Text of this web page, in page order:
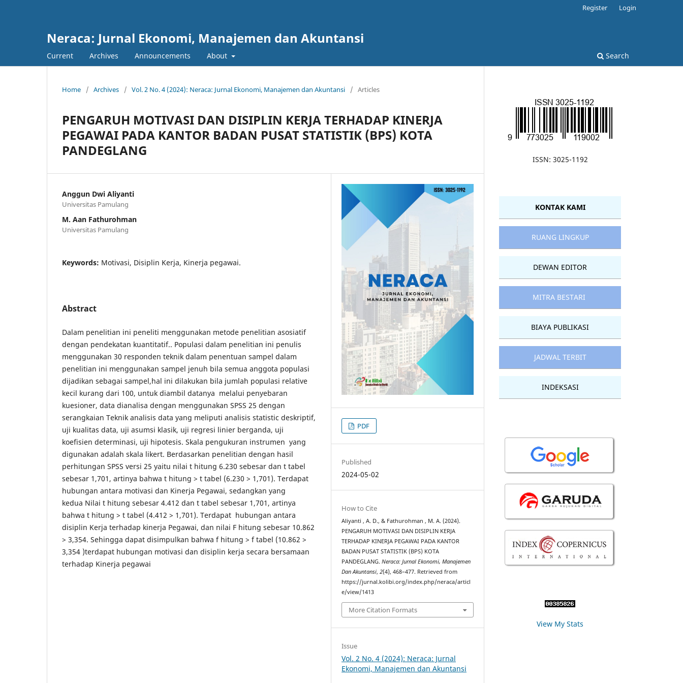
Neraca: Jurnal Ekonomi, Manajemen dan Akuntansi
Current Archives Announcements About Search
Register Login
Home / Archives / Vol. 2 No. 4 (2024): Neraca: Jurnal Ekonomi, Manajemen dan Akuntansi / Articles
PENGARUH MOTIVASI DAN DISIPLIN KERJA TERHADAP KINERJA
PEGAWAI PADA KANTOR BADAN PUSAT STATISTIK (BPS) KOTA
PANDEGLANG
Anggun Dwi Aliyanti
Universitas Pamulang
M. Aan Fathurohman
Universitas Pamulang
Keywords: Motivasi, Disiplin Kerja, Kinerja pegawai.
Abstract
Dalam penelitian ini peneliti menggunakan metode penelitian asosiatif
dengan pendekatan kuantitatif.. Populasi dalam penelitian ini penulis
menggunakan 30 responden teknik dalam penentuan sampel dalam
penelitian ini menggunakan sampel jenuh bila semua anggota populasi
dijadikan sebagai sampel,hal ini dilakukan bila jumlah populasi relative
kecil kurang dari 100, untuk diambil datanya melalui penyebaran
kuesioner, data dianalisa dengan menggunakan SPSS 25 dengan
serangkaian Teknik analisis data yang meliputi analisis statistic deskriptif,
uji kualitas data, uji asumsi klasik, uji regresi linier berganda, uji
koefisien determinasi, uji hipotesis. Skala pengukuran instrumen yang
digunakan adalah skala likert. Berdasarkan penelitian dengan hasil
perhitungan SPSS versi 25 yaitu nilai t hitung 6.230 sebesar dan t tabel
sebesar 1,701, artinya bahwa t hitung > t tabel (6.230 > 1,701). Terdapat
hubungan antara motivasi dan Kinerja Pegawai, sedangkan yang
kedua Nilai t hitung sebesar 4.412 dan t tabel sebesar 1,701, artinya
bahwa t hitung > t tabel (4.412 > 1,701). Terdapat hubungan antara
disiplin Kerja terhadap kinerja Pegawai, dan nilai F hitung sebesar 10.862
> 3,354. Sehingga dapat disimpulkan bahwa f hitung > f tabel (10.862 >
3,354 )terdapat hubungan motivasi dan disiplin kerja secara bersamaan
terhadap Kinerja pegawai
PDF
Published
2024-05-02
How to Cite
Aliyanti , A. D., & Fathurohman , M. A. (2024).
PENGARUH MOTIVASI DAN DISIPLIN KERJA
TERHADAP KINERJA PEGAWAI PADA KANTOR
BADAN PUSAT STATISTIK (BPS) KOTA
PANDEGLANG.Neraca: Jurnal Ekonomi, Manajemen
Dan Akuntansi,2(4), 468–477. Retrieved from
https://jurnal.kolibi.org/index.php/neraca/articl
e/view/1413
More Citation Formats
Issue
Vol. 2 No. 4 (2024): Neraca: Jurnal
Ekonomi, Manajemen dan Akuntansi
ISSN: 3025-1192
KONTAK KAMI
RUANG LINGKUP
DEWAN EDITOR
MITRA BESTARI
BIAYA PUBLIKASI
JADWAL TERBIT
INDEKSASI
View My Stats